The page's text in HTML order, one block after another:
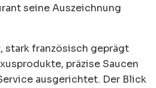
seine Auszeichnung
stark französisch geprägt
präzise Saucen
ausgerichtet. Der Blick